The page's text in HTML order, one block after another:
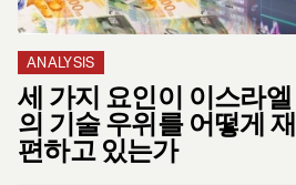
ANALYSIS
세 가지 요인이 이스라엘
의 기술 우위를 어떻게 재
편하고 있는가